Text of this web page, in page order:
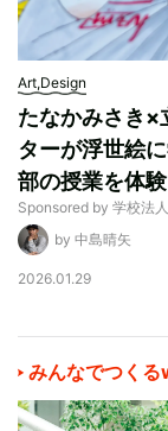
Art,Design
たなかみさき×
ターが浮世絵
部の授業を体験
Sponsored by 学校法
by 中島晴矢
2026.01.29
みんなでつく